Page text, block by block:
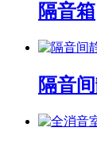
隔音箱
隔音